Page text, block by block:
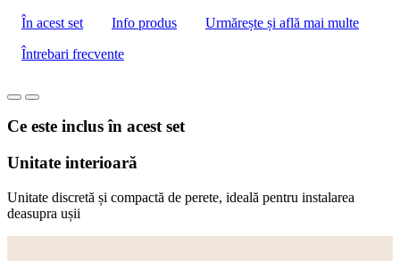
În acest set Info produs Urmărește și află mai multe
Întrebari frecvente
Ce este inclus în acest set
Unitate interioară
Unitate discretă și compactă de perete, ideală pentru instalarea
deasupra ușii